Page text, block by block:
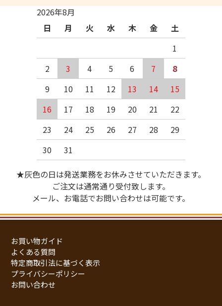
2026年8月
日
月 火 水 木 金
土
1
2
3 4 5 6 7
8
9
10 11 12 13 14
15
16
17 18 19 20 21
22
23
24 25 26 27 28
29
30
31
★灰色の日は発送業務をお休みさせていただきます。
ご注文は通常通り受付致します。
メール、お電話でお問い合わせは可能です。
お買い物ガイド
よくある質問
特定商取引法に基づく表示
プライバシーポリシー
お問い合わせ